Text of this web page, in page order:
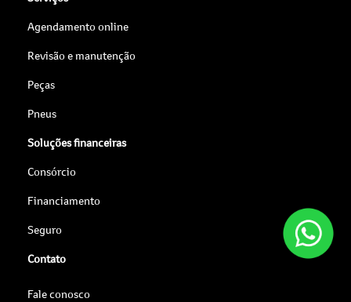
Agendamento online
Revisão e manutenção
Peças
Pneus
Soluções financeiras
Consórcio
Financiamento
Seguro
Contato
Fale conosco